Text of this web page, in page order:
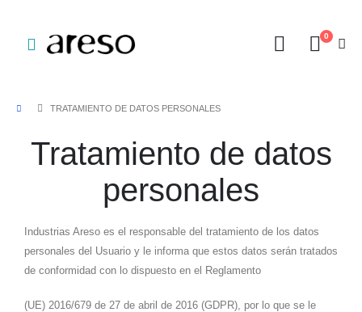
0
TRATAMIENTO DE DATOS PERSONALES
Tratamiento de datos
personales
Industrias Areso es el responsable del tratamiento de los datos
personales del Usuario y le informa que estos datos serán tratados
de conformidad con lo dispuesto en el Reglamento
(UE) 2016/679 de 27 de abril de 2016 (GDPR), por lo que se le